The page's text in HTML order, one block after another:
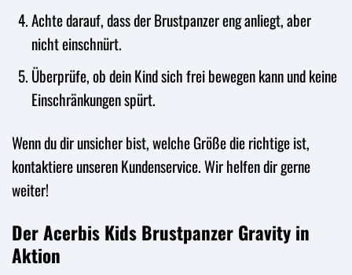
Achte darauf, dass der Brustpanzer eng anliegt, aber
nicht einschnürt.
Überprüfe, ob dein Kind sich frei bewegen kann und keine
Einschränkungen spürt.
Wenn du dir unsicher bist, welche Größe die richtige ist,
kontaktiere unseren Kundenservice. Wir helfen dir gerne
weiter!
Der Acerbis Kids Brustpanzer Gravity in
Aktion